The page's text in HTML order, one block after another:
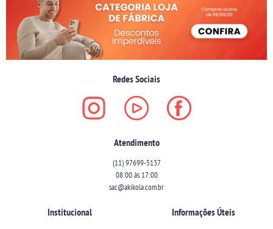
Redes Sociais
Atendimento
(11)97699-5137
08:00 às 17:00
sac@akikola.com.br
Institucional Informações Úteis